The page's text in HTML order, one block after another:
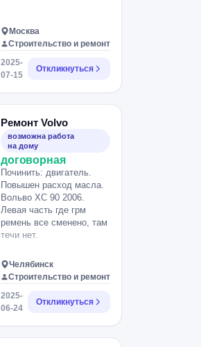
Москва
Строительство и ремонт
2025-
07-15
Откликнуться
Ремонт Volvo
возможна работа
на дому
договорная
Починить: двигатель.
Повышен расход масла.
Вольво ХС 90 2006.
Левая часть где грм
ремень все сменено, там
течи нет.
Челябинск
Строительство и ремонт
2025-
06-24
Откликнуться